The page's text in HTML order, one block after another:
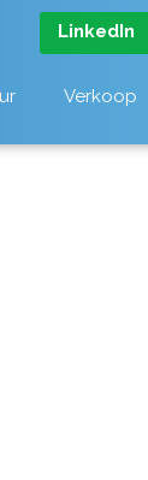
LinkedIn
Verkoop